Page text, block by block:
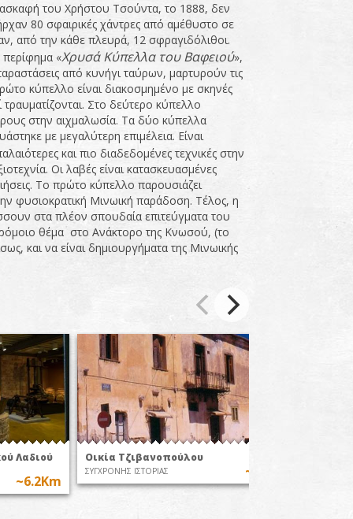
του Χρήστου Τσούντα, το 1888, δεν
80 σφαιρικές χάντρες από αμέθυστο σε
από την κάθε πλευρά, 12 σφραγιδόλιθοι.
«Χρυσά Κύπελλα του Βαφειού»,
από κυνήγι ταύρων, μαρτυρούν τις
κύπελλο είναι διακοσμημένο με σκηνές
Στο δεύτερο κύπελλο
στην αιχμαλωσία. Τα δύο κύπελλα
με μεγαλύτερη επιμέλεια. Είναι
και πιο διαδεδομένες τεχνικές στην
Οι λαβές είναι κατασκευασμένες
Το πρώτο κύπελλο παρουσιάζει
φυσιοκρατική Μινωική παράδοση. Τέλος, η
στα πλέον σπουδαία επιτεύγματα του
θέμα στο Ανάκτορο της Κνωσού, (το
και να είναι δημιουργήματα της Μινωικής
Λαδιού
~6.2Km
Οικία Τζιβανοπούλου
ΣΥΓΧΡΟΝΗΣ ΙΣΤΟΡΙΑΣ ~6.3Km